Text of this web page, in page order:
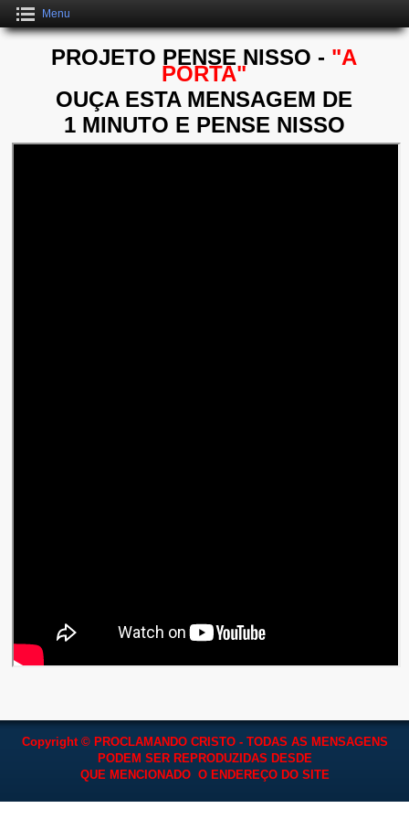
Menu
PROJETO PENSE NISSO - "A
PORTA"
OUÇA ESTA MENSAGEM DE
1 MINUTO E PENSE NISSO
Copyright © PROCLAMANDO CRISTO - TODAS AS MENSAGENS
PODEM SER REPRODUZIDAS DESDE
QUE MENCIONADO O ENDEREÇO DO SITE